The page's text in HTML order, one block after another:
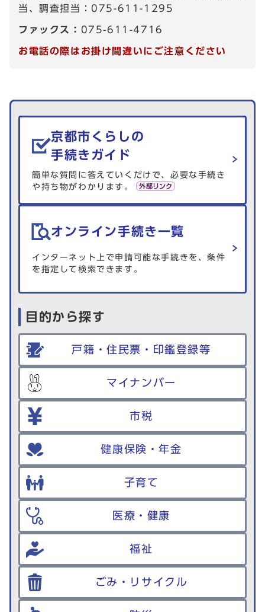
当、調査担当：075-611-1295
ファックス： 075-611-4716
お電話の際はお掛け間違いにご注意ください
生活情報を探す
京都市くらしの
手続きガイド
簡単な質問に答えていくだけで、必要な手続き
や持ち物がわかります。
オンライン手続き一覧
インターネット上で申請可能な手続きを、条件
を指定して検索できます。
目的から探す
戸籍・住民票・印鑑登録等
マイナンバー
市税
健康保険・年金
子育て
医療・健康
福祉
ごみ・リサイクル